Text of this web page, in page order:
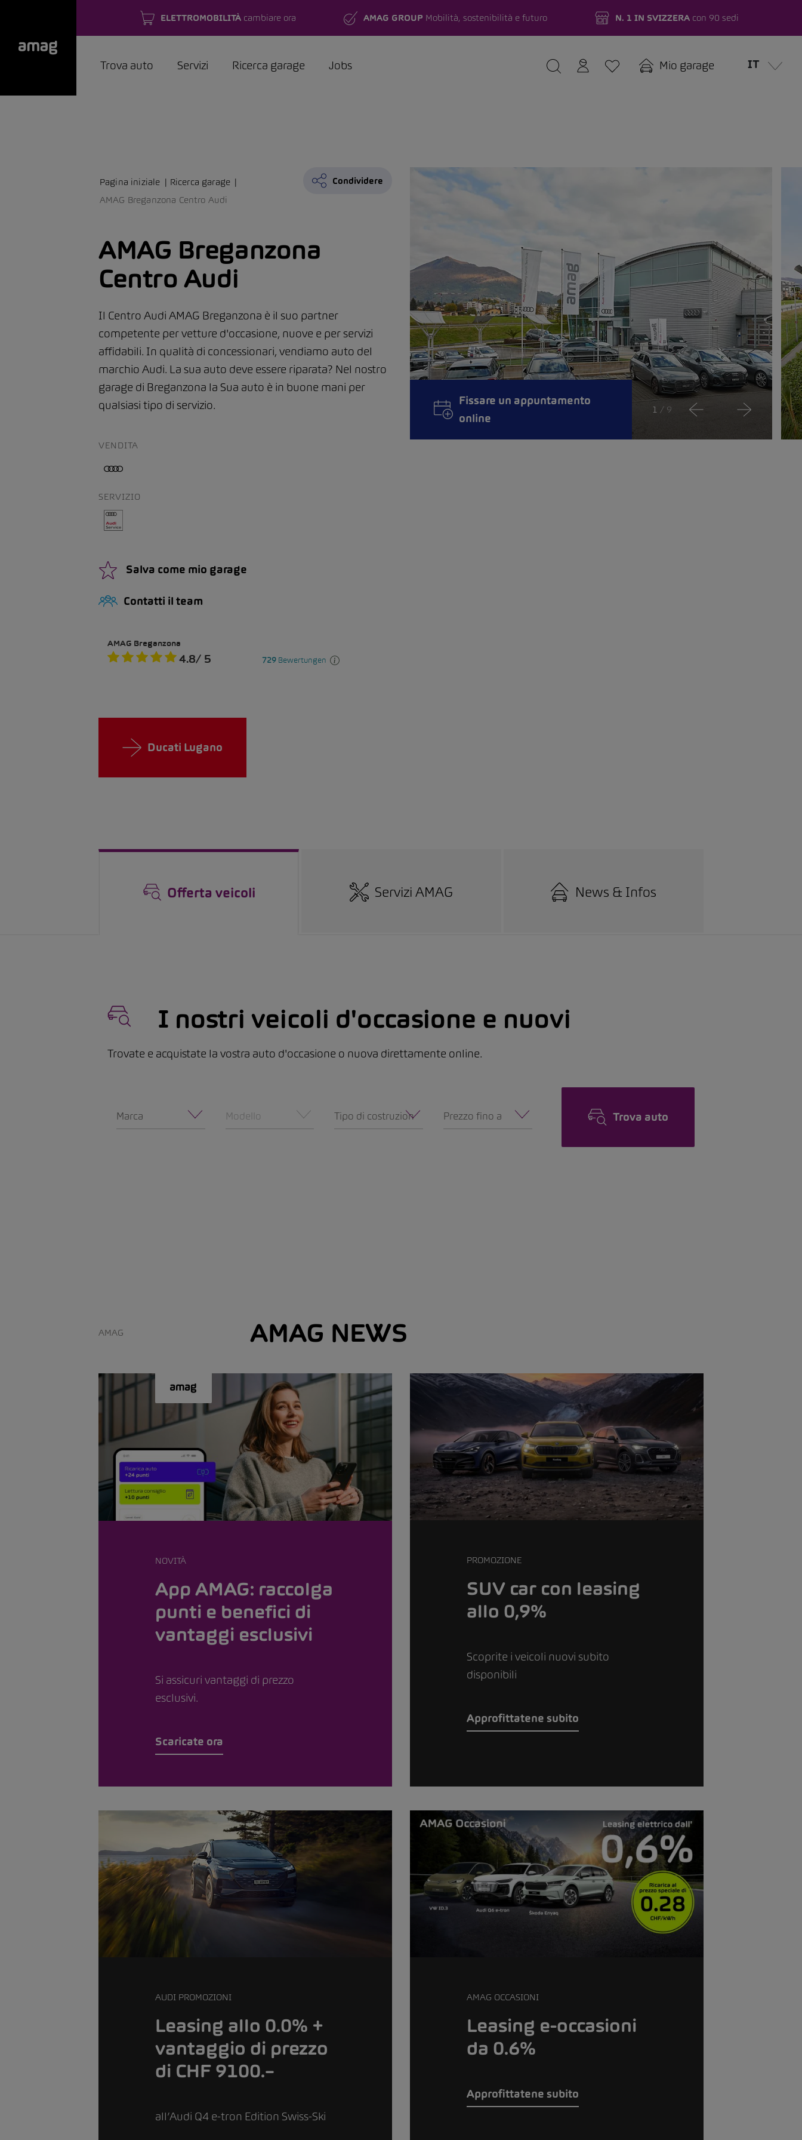
ELETTROMOBILITÀcambiare ora AMAG GROUP Mobilità, sostenibilità e futuro N. 1 IN SVIZZERAcon 90 sedi
Trova auto Servizi Ricerca garage Jobs Mio garage IT
Pagina iniziale
Ricerca garage
AMAG Breganzona Centro Audi
Condividere
AMAG Breganzona
Centro Audi
Il Centro Audi AMAG Breganzona è il suo partner
competente per vetture d'occasione, nuove e per servizi
affidabili. In qualità di concessionari, vendiamo auto del
marchio Audi. La sua auto deve essere riparata? Nel nostro
garage di Breganzona la Sua auto è in buone mani per
qualsiasi tipo di servizio.
VENDITA
SERVIZIO
Salva come mio garage
Contatti il team
Fissare un appuntamento
online
1 / 9
Ducati Lugano
Offerta veicoli Servizi AMAG News & Infos
I nostri veicoli d'occasione e nuovi
Trovate e acquistate la vostra auto d'occasione o nuova direttamente online.
Marca Modello Tipo di costruzione Prezzo fino a Trova auto
AMAG AMAG NEWS
NOVITÀ
App AMAG: raccolga
punti e benefici di
vantaggi esclusivi
Si assicuri vantaggi di prezzo
esclusivi.
Scaricate ora
PROMOZIONE
SUV car con leasing
allo 0,9%
Scoprite i veicoli nuovi subito
disponibili
Approfittatene subito
AUDI PROMOZIONI
Leasing allo 0.0% +
vantaggio di prezzo
di CHF 9100.–
all’Audi Q4 e-tron Edition Swiss-Ski
AMAG OCCASIONI
Leasing e-occasioni
da 0.6%
Approfittatene subito